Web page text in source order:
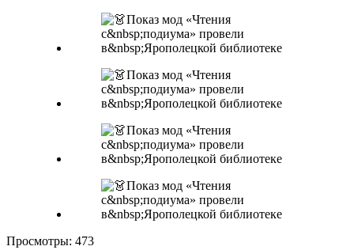
Просмотры: 473